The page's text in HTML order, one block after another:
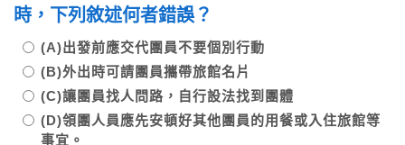
時，下列敘述何者錯誤？
(A)出發前應交代團員不要個別行動
(B)外出時可請團員攜帶旅館名片
(C)讓團員找人問路，自行設法找到團體
(D)領團人員應先安頓好其他團員的用餐或入住旅館等
事宜。